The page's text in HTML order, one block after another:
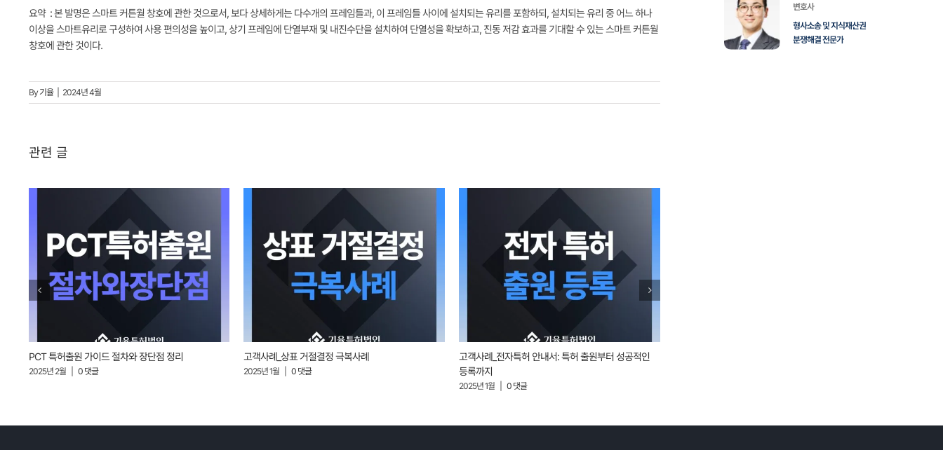
요약 : 본 발명은 스마트 커튼월 창호에 관한 것으로서, 보다 상세하게는 다수개의 프레임들과, 이 프레임들 사이에 설치되는 유리를 포함하되, 설치되는 유리 중 어느 하나
이상을 스마트유리로 구성하여 사용 편의성을 높이고, 상기 프레임에 단열부재 및 내진수단을 설치하여 단열성을 확보하고, 진동 저감 효과를 기대할 수 있는 스마트 커튼월
창호에 관한 것이다.
By기율 2024년 4월
관련 글
PCT 특허출원 가이드 절차와 장단점 정리
2025년 2월 0 댓글
고객사례_상표 거절결정 극복사례
2025년 1월 0 댓글
고객사례_전자특허 안내서: 특허 출원부터 성공적인
등록까지
2025년 1월 0 댓글
변호사
형사소송 및 지식재산권
분쟁해결 전문가